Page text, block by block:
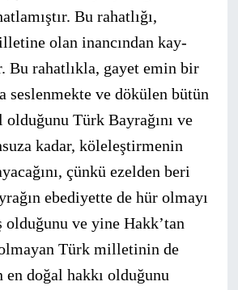
Bu rahatlığı,
olan inancından kay­
Bu rahatlıkla, gayet emin bir
seslenmekte ve dökülen bütün
olduğunu Türk Bayrağını ve
kadar, köleleştirmenin
çünkü ezelden beri
ebedi­yette de hür olmayı
olduğunu ve yine Hakk’tan
Türk milletinin de
en doğal hakkı olduğunu